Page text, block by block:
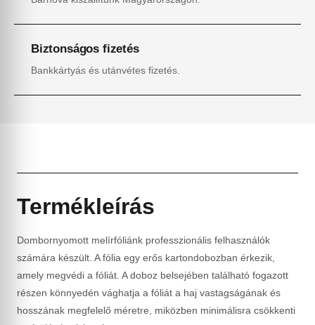
Biztonságos fizetés
Bankkártyás és utánvétes fizetés.
Termékleírás
Dombornyomott melírfóliánk professzionális felhasználók
számára készült. A fólia egy erős kartondobozban érkezik,
amely megvédi a fóliát. A doboz belsejében található fogazott
részen könnyedén vághatja a fóliát a haj vastagságának és
hosszának megfelelő méretre, miközben minimálisra csökkenti